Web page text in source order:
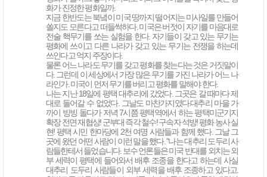
화가 진정한 평화일까.
지금 한반도는 북녘이 미국 땅까지 떨어지는 미사일를 만들어
쏠지도 모른다고 떠들썩하다. 미국은 버젓이 자기를 마음대로
전술 핵무기를 쏘는 실험을 한다. 자기들이 갖고 있는 무기는
평화에 쓰이고 다른 나라가 갖고 있는 무기는 전쟁을 하는데
쓰인다고 억지 주장이다.
물론 어느 나라도 무기를 갖고 평화를 찾는다는 것은 거짓말이
다. 그런데 이 세상에서 가장 많은 무기를 가진 나라가 어느 나
라인가. 미국이 먼저 무기를 버리고 평화를 말해야 한다.
나는 지난 18일에 평택 대추리에 갔었다. 그곳은 갈 때마다 제
대로 들어갈 수 없었다. 그날도 마찬가지였다.대추리 마을 가
까이 빙빙 돌다가 저녁 7시쯤 평택역에서 하는 평택미군기지
확장 전면 재협상! 군부대 즉각 철수! 구속자 석방! 평화 농사 실
현! 평택 시민 한마당에 2천 여명 사람들과 함께 했다. 그날 그
곳에 왔던 어떤 사람이 이런 말을 했다. "나는 대추리 도두리 사
람들한테서 들었습니다. 보수 언론들은 미국 반대를 외치는 외
부 세력이 평택에 들어와서 배후 조종을 한다고 하는데 사실
대추리 도두리 사람들이 외부 세력을 배후 조종하고 있다고.